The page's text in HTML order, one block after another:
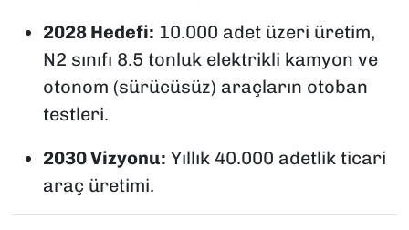
2028 Hedefi: 10.000 adet üzeri üretim,
N2 sınıfı 8.5 tonluk elektrikli kamyon ve
otonom (sürücüsüz) araçların otoban
testleri.
2030 Vizyonu: Yıllık 40.000 adetlik ticari
araç üretimi.